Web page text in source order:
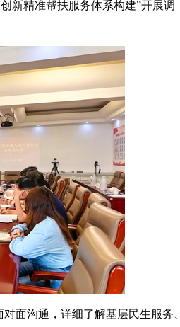
新精准帮扶服务体系构建”开展调
面沟通，详细了解基层民生服务、